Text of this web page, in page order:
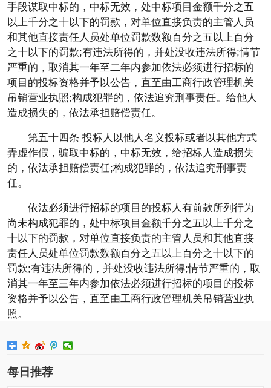
手段谋取中标的，中标无效，处中标项目金额千分之五
以上千分之十以下的罚款，对单位直接负责的主管人员
和其他直接责任人员处单位罚款数额百分之五以上百分
之十以下的罚款;有违法所得的，并处没收违法所得;情节
严重的，取消其一年至二年内参加依法必须进行招标的
项目的投标资格并予以公告，直至由工商行政管理机关
吊销营业执照;构成犯罪的，依法追究刑事责任。给他人
造成损失的，依法承担赔偿责任。
第五十四条 投标人以他人名义投标或者以其他方式
弄虚作假，骗取中标的，中标无效，给招标人造成损失
的，依法承担赔偿责任;构成犯罪的，依法追究刑事责
任。
依法必须进行招标的项目的投标人有前款所列行为
尚未构成犯罪的，处中标项目金额千分之五以上千分之
十以下的罚款，对单位直接负责的主管人员和其他直接
责任人员处单位罚款数额百分之五以上百分之十以下的
罚款;有违法所得的，并处没收违法所得;情节严重的，取
消其一年至三年内参加依法必须进行招标的项目的投标
资格并予以公告，直至由工商行政管理机关吊销营业执
照。
每日推荐